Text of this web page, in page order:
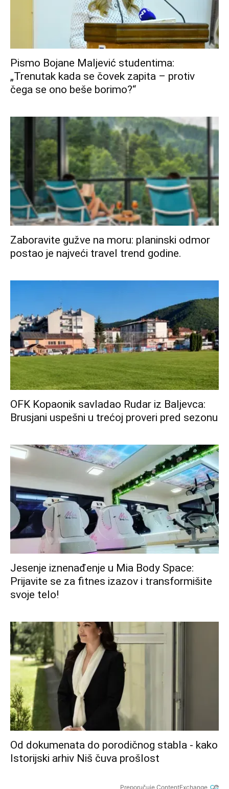
Pismo Bojane Maljević studentima:
„Trenutak kada se čovek zapita – protiv
čega se ono beše borimo?“
Zaboravite gužve na moru: planinski odmor
postao je najveći travel trend godine.
OFK Kopaonik savladao Rudar iz Baljevca:
Brusjani uspešni u trećoj proveri pred sezonu
Jesenje iznenađenje u Mia Body Space:
Prijavite se za fitnes izazov i transformišite
svoje telo!
Od dokumenata do porodičnog stabla - kako
Istorijski arhiv Niš čuva prošlost
Preporučuje ContentExchange